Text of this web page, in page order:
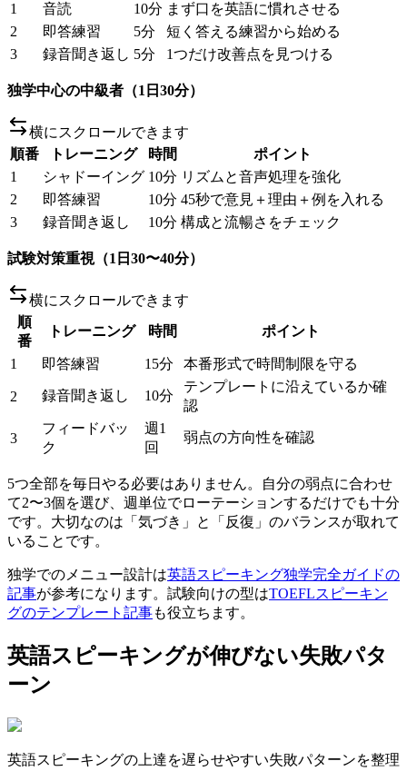
1
音読 10分 まず口を英語に慣れさせる
2
即答練習 5分
短く答える練習から始める
3
録音聞き返し 5分 1つだけ改善点を見つける
独学中心の中級者（1日30分）
横にスクロールできます
順番
トレーニング 時間
ポイント
1
シャドーイング 10分 リズムと音声処理を強化
2
即答練習 10分 45秒で意見＋理由＋例を入れる
3
録音聞き返し 10分 構成と流暢さをチェック
試験対策重視（1日30〜40分）
横にスクロールできます
順
番
トレーニング 時間 ポイント
1 即答練習 15分 本番形式で時間制限を守る
2 録音聞き返し 10分
テンプレートに沿えているか確
認
3
フィードバッ
ク
週1
回
弱点の方向性を確認
5つ全部を毎日やる必要はありません。自分の弱点に合わせ
て2〜3個を選び、週単位でローテーションするだけでも十分
です。大切なのは「気づき」と「反復」のバランスが取れて
いることです。
独学でのメニュー設計は英語スピーキング独学完全ガイドの
記事が参考になります。試験向けの型はTOEFLスピーキン
グのテンプレート記事も役立ちます。
英語スピーキングが伸びない失敗パタ
ーン
英語スピーキングの上達を遅らせやすい失敗パターンを整理